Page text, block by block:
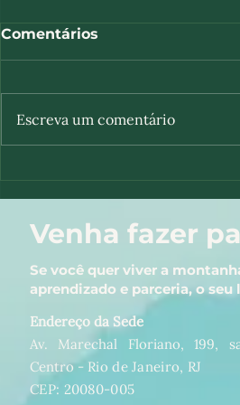
Comentários
Escreva um comentário
Venha fazer
Se você quer viver a
aprendizado e parceria, o seu
Endereço da Sede
Av. Marechal Floriano, 199,
Centro - Rio de Janeiro, RJ
CEP: 20080-005​